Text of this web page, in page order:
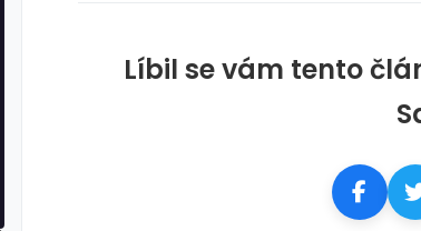
Líbil se vám tento